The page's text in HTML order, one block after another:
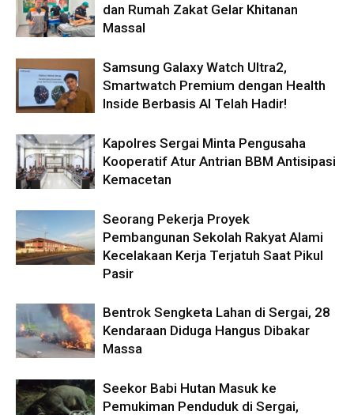
dan Rumah Zakat Gelar Khitanan
Massal
Samsung Galaxy Watch Ultra2,
Smartwatch Premium dengan Health
Inside Berbasis AI Telah Hadir!
Kapolres Sergai Minta Pengusaha
Kooperatif Atur Antrian BBM Antisipasi
Kemacetan
Seorang Pekerja Proyek
Pembangunan Sekolah Rakyat Alami
Kecelakaan Kerja Terjatuh Saat Pikul
Pasir
Bentrok Sengketa Lahan di Sergai, 28
Kendaraan Diduga Hangus Dibakar
Massa
Seekor Babi Hutan Masuk ke
Pemukiman Penduduk di Sergai,